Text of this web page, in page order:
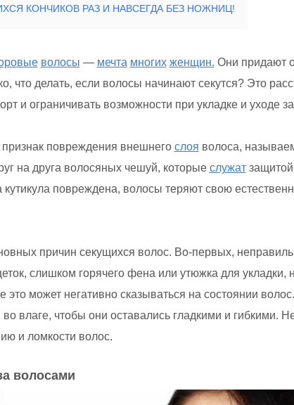
КОНЧИКОВ РАЗ И НАВСЕГДА БЕЗ НОЖНИЦ!
волосы — мечта многих женщин. Они придают
что делать, если волосы начинают секутся? Это
и ограничивать возможности при укладке и уходе
повреждения внешнего слоя волоса,
на друга волосяных чешуй, которые служатзащитой
кутикула повреждена, волосы теряют свою
причин секущихся волос. Во-первых,
слишком горячего фена или утюжка для укладки,
это может негативно сказываться на состоянии
влаге, чтобы они оставались гладкими и гибкими.
и ломкости волос.
волосами